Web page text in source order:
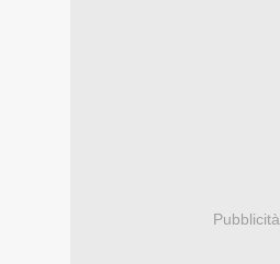
Pubblicità